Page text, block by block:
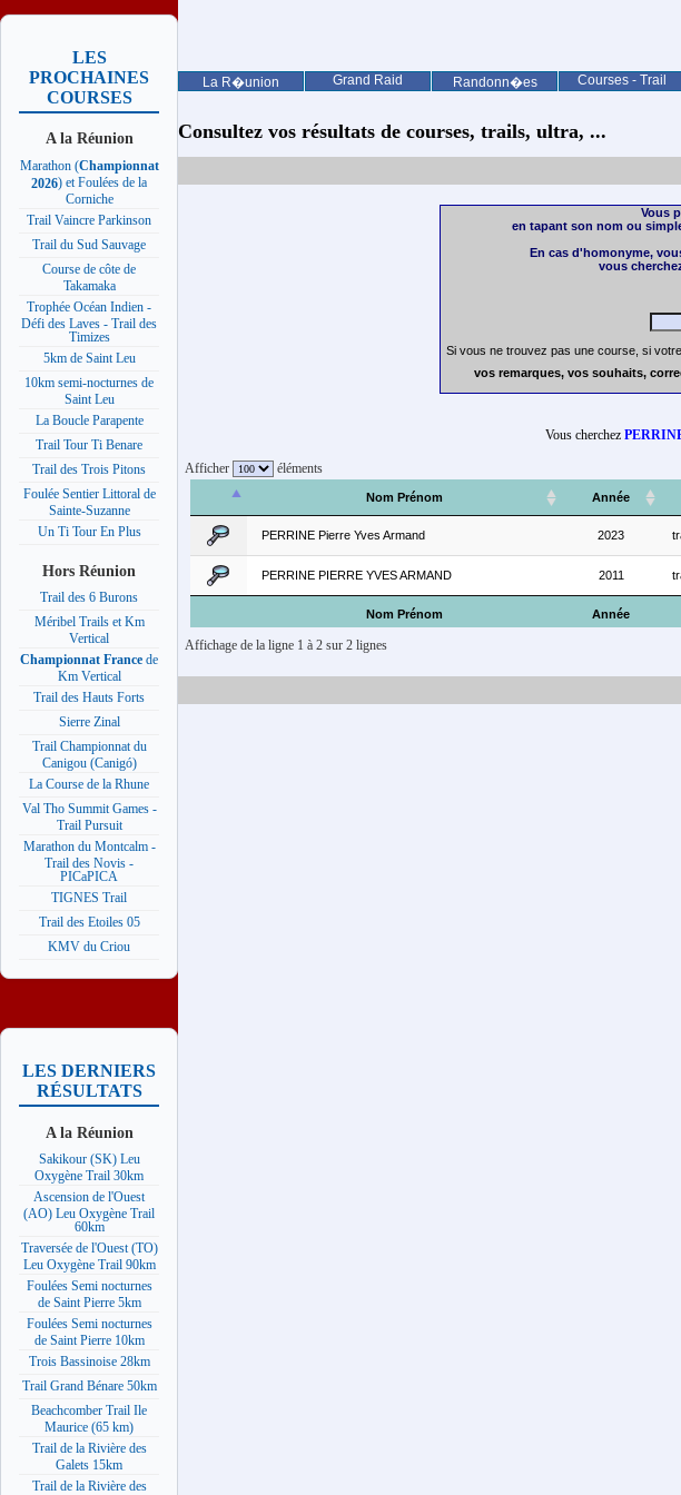
La R�union Grand Raid Randonn�es Courses - Trail
LES
PROCHAINES
COURSES
A la Réunion
Marathon (Championnat
2026) et Foulées de la
Corniche
Trail Vaincre Parkinson
Trail du Sud Sauvage
Course de côte de
Takamaka
Trophée Océan Indien -
Défi des Laves - Trail des
Timizes
5km de Saint Leu
10km semi-nocturnes de
Saint Leu
La Boucle Parapente
Trail Tour Ti Benare
Trail des Trois Pitons
Foulée Sentier Littoral de
Sainte-Suzanne
Un Ti Tour En Plus
Hors Réunion
Trail des 6 Burons
Méribel Trails et Km
Vertical
Championnat France de
Km Vertical
Trail des Hauts Forts
Sierre Zinal
Trail Championnat du
Canigou (Canigó)
La Course de la Rhune
Val Tho Summit Games -
Trail Pursuit
Marathon du Montcalm -
Trail des Novis -
PICaPICA
TIGNES Trail
Trail des Etoiles 05
KMV du Criou
LES DERNIERS
RÉSULTATS
A la Réunion
Sakikour (SK) Leu
Oxygène Trail 30km
Ascension de l'Ouest
(AO) Leu Oxygène Trail
60km
Traversée de l'Ouest (TO)
Leu Oxygène Trail 90km
Foulées Semi nocturnes
de Saint Pierre 5km
Foulées Semi nocturnes
de Saint Pierre 10km
Trois Bassinoise 28km
Trail Grand Bénare 50km
Beachcomber Trail Ile
Maurice (65 km)
Trail de la Rivière des
Galets 15km
Trail de la Rivière des
Consultez vos résultats de courses, trails, ultra, ...
Vous
en tapant son nom ou
En cas d'homonyme,
vous
Si vous ne trouvez pas une course, si
vos remarques, vos souhaits,
Vous cherchez
Afficher éléments
Nom Prénom Année
Nom Prénom Année
PERRINE Pierre Yves Armand 2023
PERRINE PIERRE YVES ARMAND 2011
Affichage de la ligne 1 à 2 sur 2 lignes